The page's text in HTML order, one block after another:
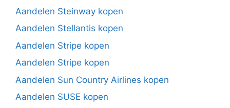
Aandelen Steinway kopen
Aandelen Stellantis kopen
Aandelen Stripe kopen
Aandelen Stripe kopen
Aandelen Sun Country Airlines kopen
Aandelen SUSE kopen